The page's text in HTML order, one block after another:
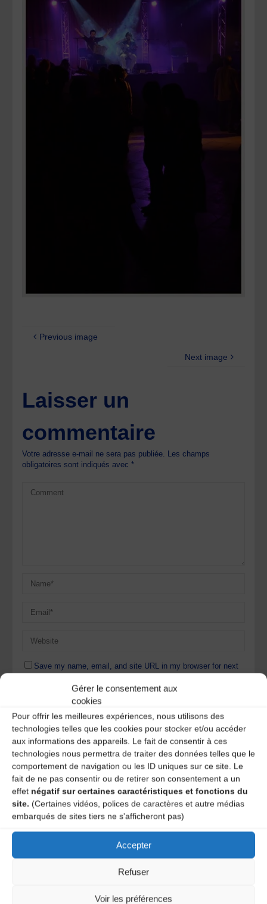
Gérer le consentement aux
cookies
Pour offrir les meilleures expériences, nous utilisons des
technologies telles que les cookies pour stocker et/ou accéder
aux informations des appareils. Le fait de consentir à ces
technologies nous permettra de traiter des données telles que le
comportement de navigation ou les ID uniques sur ce site. Le
fait de ne pas consentir ou de retirer son consentement a un
effet négatif sur certaines caractéristiques et fonctions du
site. (Certaines vidéos, polices de caractères et autre médias
embarqués de sites tiers ne s'afficheront pas)
Accepter
Refuser
Voir les préférences
Previous image
Next image
Laisser un
commentaire
Votre adresse e-mail ne sera pas publiée. Les champs
obligatoires sont indiqués avec*
Save my name, email, and site URL in my browser for next
Ce site utilise Akismet pour réduire les indésirables.En
savoir plus sur la façon dont les données de vos
commentaires sont traitées.